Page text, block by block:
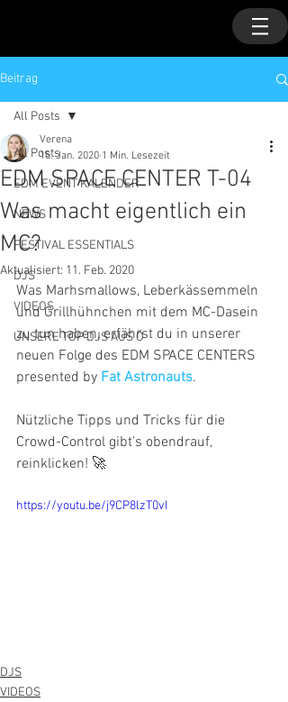
Beitrag
All Posts
EDM EVENT KALENDER
NEWS
FESTIVAL ESSENTIALS
DJS
VIDEOS
UNSERE TOP DJS AUS Ö
All Posts
EDM SPACE CENTER T-04
Was macht eigentlich ein
MC?
Verena
15. Jan. 2020 1 Min. Lesezeit
Aktualisiert: 11. Feb. 2020
Was Marhsmallows, Leberkässemmeln
und Grillhühnchen mit dem MC-Dasein
zu tun haben, erfährst du in unserer
neuen Folge des EDM SPACE CENTERS
presented by Fat Astronauts.
Nützliche Tipps und Tricks für die
Crowd-Control gibt’s obendrauf,
reinklicken! 🚀
https://youtu.be/j9CP8lzT0vI
DJS
VIDEOS